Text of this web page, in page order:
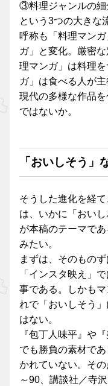
③料理ジャンルの細
という3つの大きな
呼称も「料理マン
ガ」と変化。厳密
理マンガ」は料理
ガ」は食べる人が
現代の多様な作品
ではないか。
「おいしそう」
そうした進化を経
は、いかに「おい
が本稿のテーマで
みたい。
まずは、そのもの
「インスタ映え」
事である。しかも
れで「おいしそう
はない。
『包丁人味平』や
でも勝負の素材で
かれていない。そ
～90、講談社／寺